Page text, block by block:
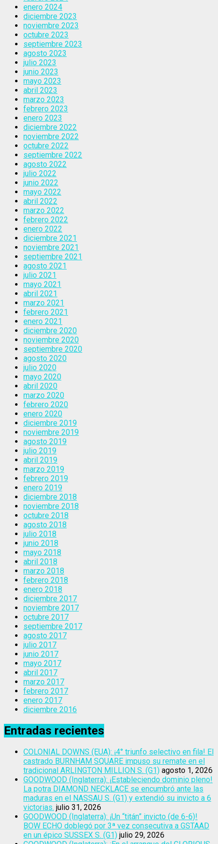
enero 2024
diciembre 2023
noviembre 2023
octubre 2023
septiembre 2023
agosto 2023
julio 2023
junio 2023
mayo 2023
abril 2023
marzo 2023
febrero 2023
enero 2023
diciembre 2022
noviembre 2022
octubre 2022
septiembre 2022
agosto 2022
julio 2022
junio 2022
mayo 2022
abril 2022
marzo 2022
febrero 2022
enero 2022
diciembre 2021
noviembre 2021
septiembre 2021
agosto 2021
julio 2021
mayo 2021
abril 2021
marzo 2021
febrero 2021
enero 2021
diciembre 2020
noviembre 2020
septiembre 2020
agosto 2020
julio 2020
mayo 2020
abril 2020
marzo 2020
febrero 2020
enero 2020
diciembre 2019
noviembre 2019
agosto 2019
julio 2019
abril 2019
marzo 2019
febrero 2019
enero 2019
diciembre 2018
noviembre 2018
octubre 2018
agosto 2018
julio 2018
junio 2018
mayo 2018
abril 2018
marzo 2018
febrero 2018
enero 2018
diciembre 2017
noviembre 2017
octubre 2017
septiembre 2017
agosto 2017
julio 2017
junio 2017
mayo 2017
abril 2017
marzo 2017
febrero 2017
enero 2017
diciembre 2016
Entradas recientes
COLONIAL DOWNS (EUA): ¡4° triunfo selectivo en fila! El
castrado BURNHAM SQUARE impuso su remate en el
tradicional ARLINGTON MILLION S. (G1) agosto 1, 2026
GOODWOOD (Inglaterra): ¡Estableciendo dominio pleno!
La potra DIAMOND NECKLACE se encumbró ante las
maduras en el NASSAU S. (G1) y extendió su invicto a 6
victorias. julio 31, 2026
GOODWOOD (Inglaterra): ¡Un “titán” invicto (de 6-6)!
BOW ECHO doblegó por 3ª vez consecutiva a GSTAAD
en un épico SUSSEX S. (G1) julio 29, 2026